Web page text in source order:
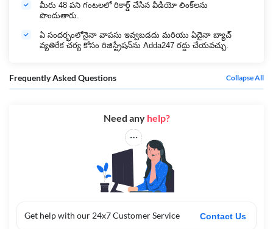
మీరు 48 పని గంటలలో రికార్డ్ చేసిన వీడియో లింక్‌లను
పొందుతారు.
ఏ సందర్భంలోనైనా వాపసు ఇవ్వబడదు మరియు ఏదైనా బ్యాచ్
వ్యతిరేక చర్య కోసం రిజిస్ట్రేషన్‌ను Adda247 రద్దు చేయవచ్చు.
Frequently Asked Questions Collapse All
Get help with our 24x7 Customer Service Contact Us
Need any help?